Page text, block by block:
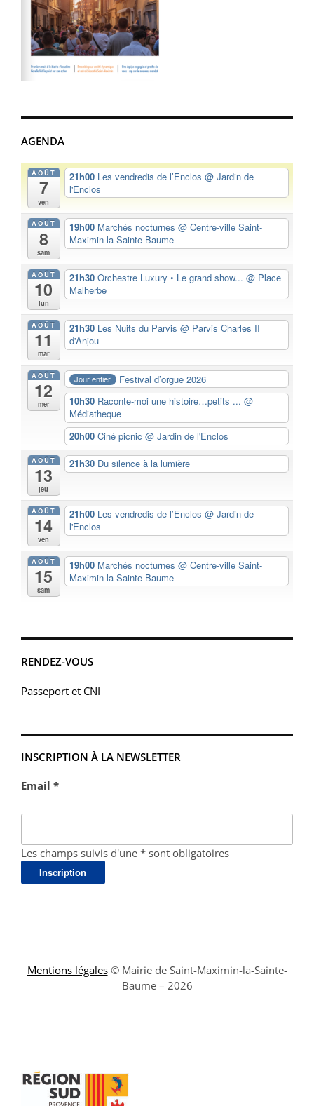
AGENDA
AOÛT
7
ven
21h00 Les vendredis de l’Enclos @ Jardin de
l'Enclos
AOÛT
8
sam
19h00 Marchés nocturnes @ Centre-ville Saint-
Maximin-la-Sainte-Baume
AOÛT
10
lun
21h30 Orchestre Luxury • Le grand show... @ Place
Malherbe
AOÛT
11
mar
21h30 Les Nuits du Parvis @ Parvis Charles II
d'Anjou
AOÛT
12
mer
Jour entier
Festival d’orgue 2026
10h30 Raconte-moi une histoire…petits ... @
Médiatheque
20h00 Ciné picnic @ Jardin de l'Enclos
AOÛT
13
jeu
21h30 Du silence à la lumière
AOÛT
14
ven
21h00 Les vendredis de l’Enclos @ Jardin de
l'Enclos
AOÛT
15
sam
19h00 Marchés nocturnes @ Centre-ville Saint-
Maximin-la-Sainte-Baume
RENDEZ-VOUS
Passeport et CNI
INSCRIPTION À LA NEWSLETTER
Email *
Les champs suivis d'une * sont obligatoires
Mentions légales© Mairie de Saint-Maximin-la-Sainte-
Baume – 2026